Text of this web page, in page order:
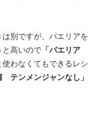
別ですが、パエリアを
と高いので 「パエリア
わなくてもできるレシ
テンメンジャンなし」